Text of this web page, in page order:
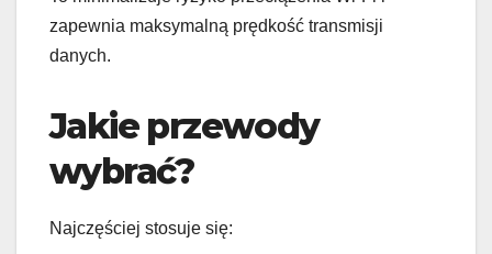
zapewnia maksymalną prędkość transmisji
danych.
Jakie przewody
wybrać?
Najczęściej stosuje się: